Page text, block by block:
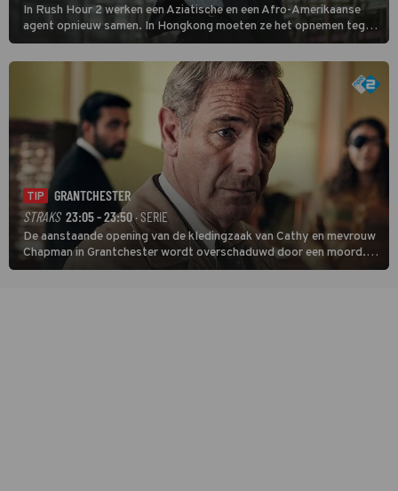
In Rush Hour 2 werken een Aziatische en een Afro-Amerikaanse
agent opnieuw samen. In Hongkong moeten ze het opnemen tegen
een bende die met vals geld handelt.
TIP
GRANTCHESTER
STRAKS 23:05 - 23:50· SERIE
De aanstaande opening van de kledingzaak van Cathy en mevrouw
Chapman in Grantchester wordt overschaduwd door een moord.
Als fotograaf Tony Parker dood wordt aangetroffen, lijkt